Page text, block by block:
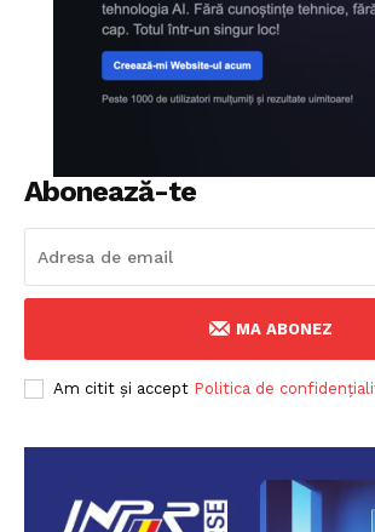
Abonează-te
MA ABONEZ
Am citit și accept Politica de